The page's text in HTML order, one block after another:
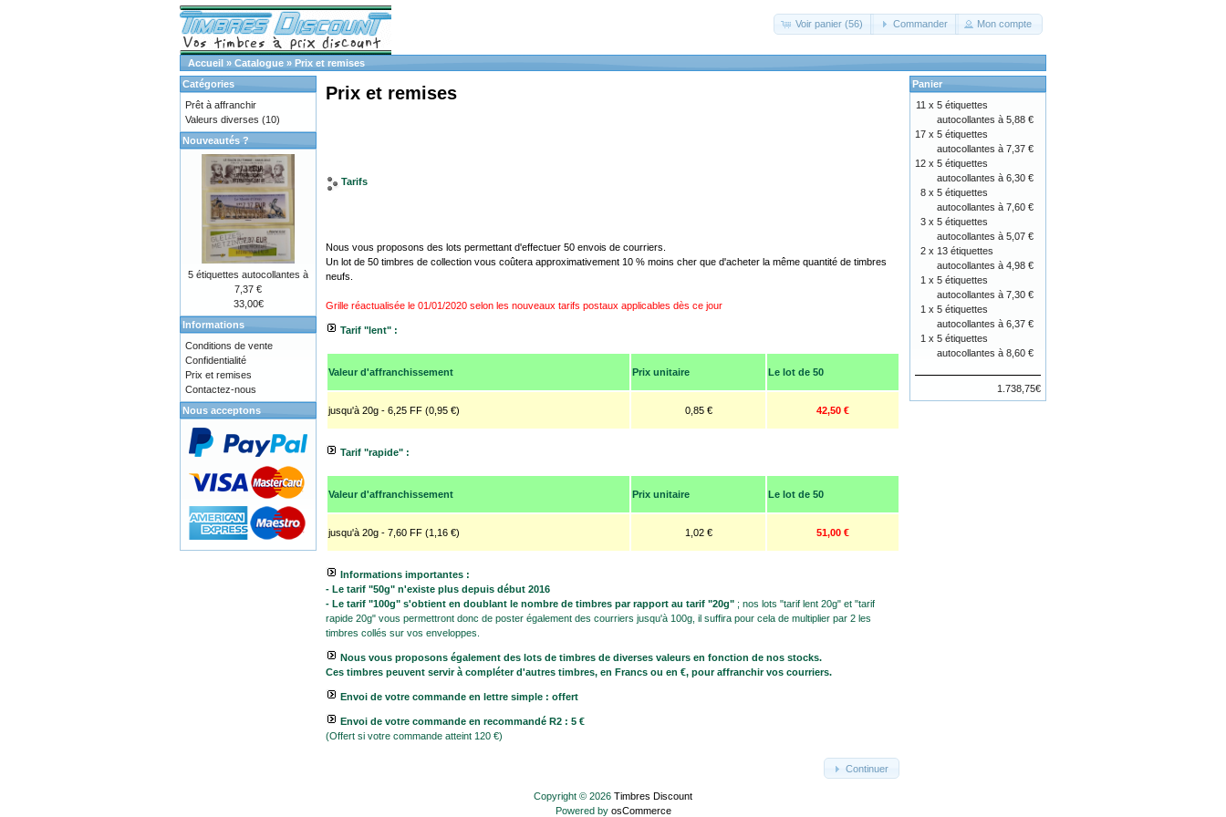
Voir panier (56) Commander Mon compte
Accueil » Catalogue » Prix et remises
Prix et remises
Tarifs
Nous vous proposons des lots permettant d'effectuer 50 envois de courriers.
Un lot de 50 timbres de collection vous coûtera approximativement 10 % moins cher que d'acheter la même quantité de timbres
neufs.
Grille réactualisée le 01/01/2020 selon les nouveaux tarifs postaux applicables dès ce jour
Tarif "lent" :
Valeur d'affranchissement Prix unitaire Le lot de 50
jusqu'à 20g - 6,25 FF (0,95 €) 0,85 € 42,50 €
Tarif "rapide" :
Valeur d'affranchissement Prix unitaire Le lot de 50
jusqu'à 20g - 7,60 FF (1,16 €) 1,02 € 51,00 €
Informations importantes :
- Le tarif "50g" n'existe plus depuis début 2016
- Le tarif "100g" s'obtient en doublant le nombre de timbres par rapport au tarif "20g" ; nos lots "tarif lent 20g" et "tarif
rapide 20g" vous permettront donc de poster également des courriers jusqu'à 100g, il suffira pour cela de multiplier par 2 les
timbres collés sur vos enveloppes.
Nous vous proposons également des lots de timbres de diverses valeurs en fonction de nos stocks.
Ces timbres peuvent servir à compléter d'autres timbres, en Francs ou en €, pour affranchir vos courriers.
Envoi de votre commande en lettre simple : offert
Envoi de votre commande en recommandé R2 : 5 €
(Offert si votre commande atteint 120 €)
Continuer
Catégories
Prêt à affranchir
Valeurs diverses (10)
Nouveautés ?
5 étiquettes autocollantes à
7,37 €
33,00€
Informations
Conditions de vente
Confidentialité
Prix et remises
Contactez-nous
Nous acceptons
Panier
11 x 5 étiquettes
autocollantes à 5,88 €
17 x 5 étiquettes
autocollantes à 7,37 €
12 x 5 étiquettes
autocollantes à 6,30 €
8 x 5 étiquettes
autocollantes à 7,60 €
3 x 5 étiquettes
autocollantes à 5,07 €
2 x 13 étiquettes
autocollantes à 4,98 €
1 x 5 étiquettes
autocollantes à 7,30 €
1 x 5 étiquettes
autocollantes à 6,37 €
1 x 5 étiquettes
autocollantes à 8,60 €
1.738,75€
Copyright © 2026 Timbres Discount
Powered by osCommerce